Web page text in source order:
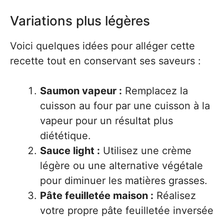
Variations plus légères
Voici quelques idées pour alléger cette
recette tout en conservant ses saveurs :
Saumon vapeur : Remplacez la
cuisson au four par une cuisson à la
vapeur pour un résultat plus
diététique.
Sauce light : Utilisez une crème
légère ou une alternative végétale
pour diminuer les matières grasses.
Pâte feuilletée maison : Réalisez
votre propre pâte feuilletée inversée